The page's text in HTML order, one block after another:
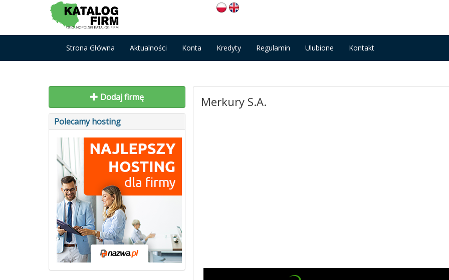
Strona Główna Aktualności Konta Kredyty Regulamin Ulubione Kontakt
Dodaj firmę
Polecamy hosting
Merkury S.A.